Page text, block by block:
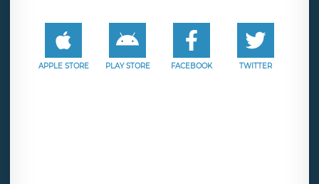
APPLE STORE PLAY STORE FACEBOOK TWITTER